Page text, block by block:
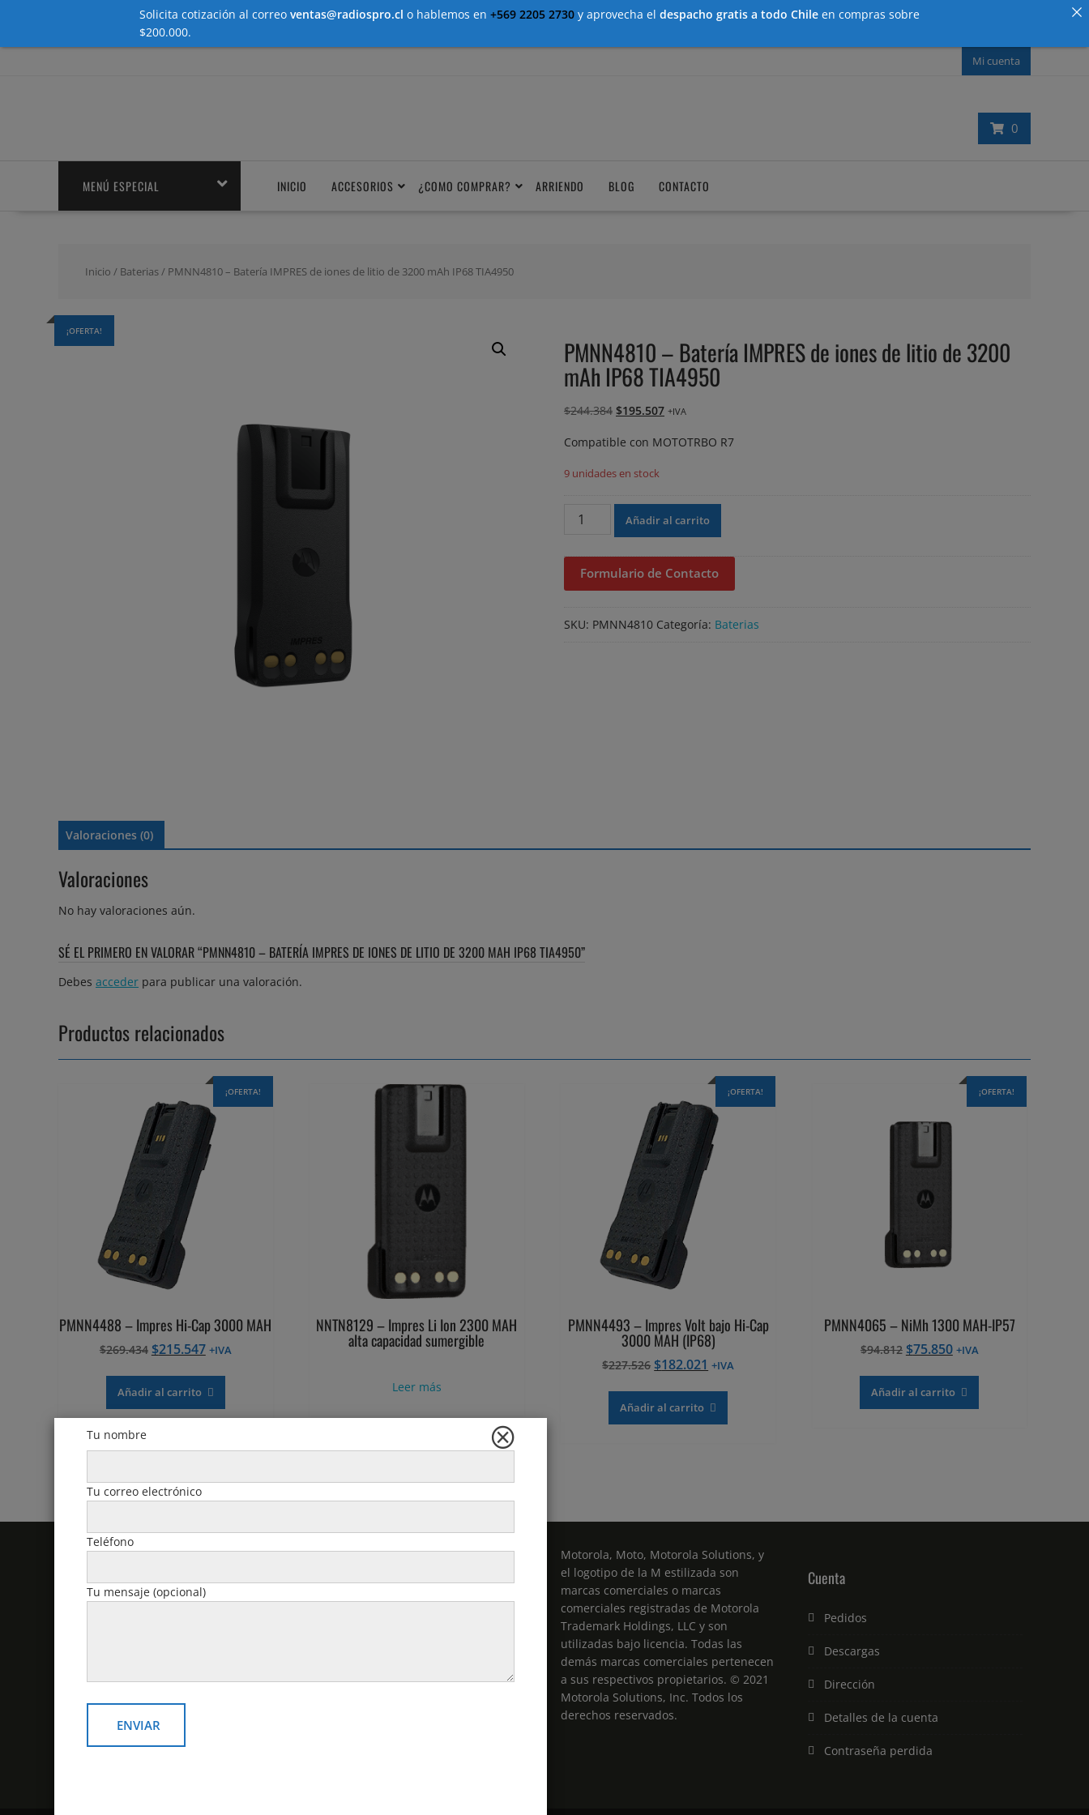
Mi cuenta
0
MENÚ ESPECIAL INICIO ACCESORIOS ¿COMO COMPRAR? ARRIENDO BLOG CONTACTO
Inicio / Baterias/ PMNN4810 – Batería IMPRES de iones de litio de 3200 mAh IP68 TIA4950
¡OFERTA!
PMNN4810 – Batería IMPRES de iones de litio de 3200
mAh IP68 TIA4950
$244.384 El
original
$244.384.
$195.507El
actual
+IVA
Compatible con MOTOTRBO R7
9 unidades en stock
PMNN4810
de
Añadir al carrito
Formulario de Contacto
SKU: PMNN4810 Categoría: Baterias
Valoraciones (0)
Valoraciones
No hay valoraciones aún.
SÉ EL PRIMERO EN VALORAR “PMNN4810 – BATERÍA IMPRES DE IONES DE LITIO DE 3200 MAH IP68 TIA4950”
Debes acceder para publicar una valoración.
Productos relacionados
¡OFERTA!
PMNN4488 – Impres Hi-Cap 3000 MAH
$269.434 El
original
era:
$269.434.
$215.547El
actual
es:
$215.547.
+IVA
Añadir al carrito
NNTN8129 – Impres Li Ion 2300 MAH
alta capacidad sumergible
Leer más
¡OFERTA!
PMNN4493 – Impres Volt bajo Hi-Cap
3000 MAH (IP68)
$227.526 El
original
era:
$182.021 El
actual
es:
+IVA
Añadir al carrito
¡OFERTA!
PMNN4065 – NiMh 1300 MAH-IP57
$94.812 El
original
era:
$75.850El
actual
es:
+IVA
Añadir al carrito
Politicas y Contacto
Contacto
Politicas de despacho
Motorola, Moto, Motorola Solutions, y
el logotipo de la M estilizada son
marcas comerciales o marcas
comerciales registradas de Motorola
Trademark Holdings, LLC y son
utilizadas bajo licencia. Todas las
demás marcas comerciales pertenecen
a sus respectivos propietarios. © 2021
Motorola Solutions, Inc. Todos los
derechos reservados.
Cuenta
Pedidos
Descargas
Dirección
Detalles de la cuenta
Contraseña perdida
Solicita cotización al correo ventas@radiospro.cl o hablemos en +569 2205 2730 y aprovecha el despacho gratis a todo Chile en compras sobre
$200.000.
Tu nombre
Tu correo electrónico
Teléfono
Tu mensaje (opcional)